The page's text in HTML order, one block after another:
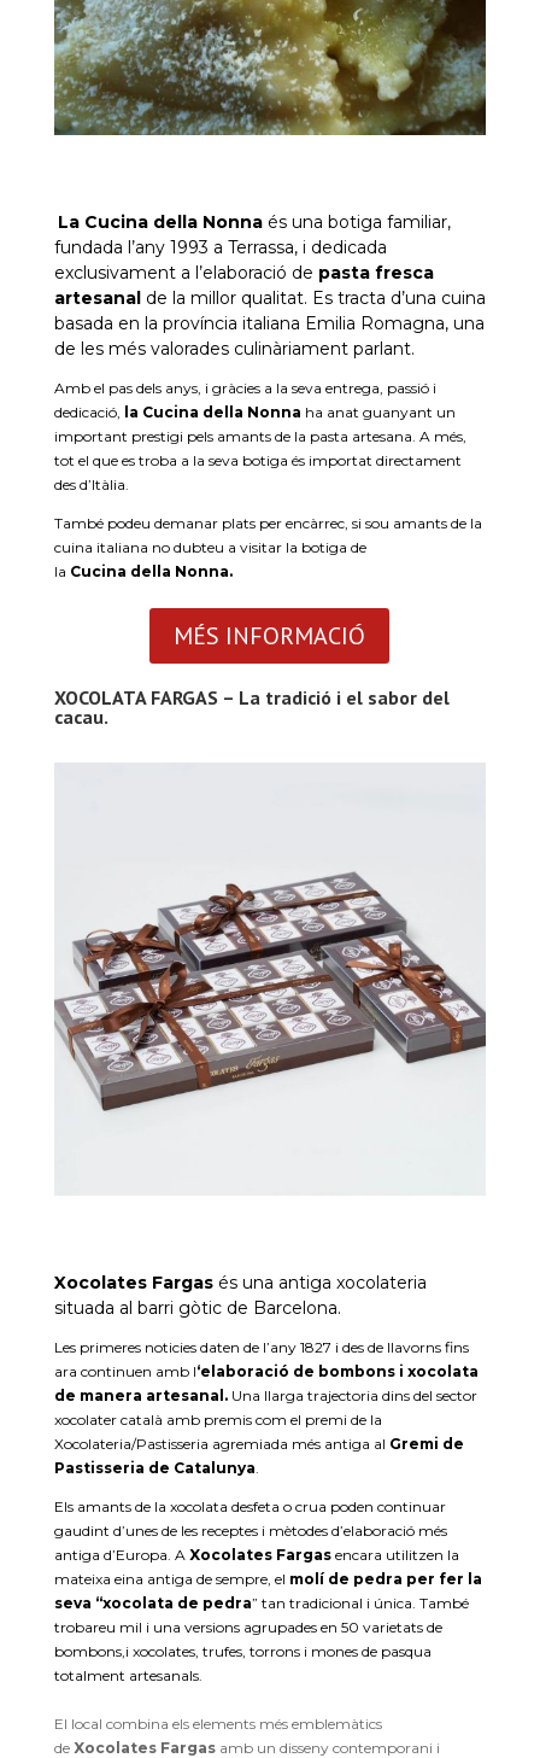
La Cucina della Nonnaés una botiga familiar,
fundada l’any 1993 a Terrassa, i dedicada
exclusivament a l’elaboració de pasta fresca
artesanalde la millor qualitat. Es tracta d’una cuina
basada en la província italiana Emilia Romagna, una
de les més valorades culinàriament parlant.
Amb el pas dels anys, i gràcies a la seva entrega, passió i
dedicació, la Cucina della Nonna ha anat guanyant un
important prestigi pels amants de la pasta artesana. A més,
tot el que es troba a la seva botiga és importat directament
des d’Itàlia.
També podeu demanar plats per encàrrec, si sou amants de la
cuina italiana no dubteu a visitar la botiga de
la Cucina della Nonna.
MÉS INFORMACIÓ
XOCOLATA FARGAS – La tradició i el sabor del
cacau.
Xocolates Fargasés una antiga xocolateria
situada al barri gòtic de Barcelona.
Les primeres noticies daten de l’any 1827 i des de llavorns fins
ara continuen amb l‘elaboració de bombons i xocolata
de manera artesanal.Una llarga trajectoria dins del sector
xocolater català amb premis com el premi de la
Xocolateria/Pastisseria agremiada més antiga al Gremi de
Pastisseria de Catalunya
Els amants de la xocolata desfeta o crua poden continuar
gaudint d’unes de les receptes i mètodes d’elaboració més
antiga d’Europa. A Xocolates Fargasencara utilitzen la
mateixa eina antiga de sempre, el molí de pedra per fer la
seva “xocolata de pedra” tan tradicional i única. També
trobareu mil i una versions agrupades en 50 varietats de
bombons,i xocolates, trufes, torrons i mones de pasqua
totalment artesanals.
El local combina els elements més emblemàtics
de Xocolates Fargasamb un disseny contemporani i